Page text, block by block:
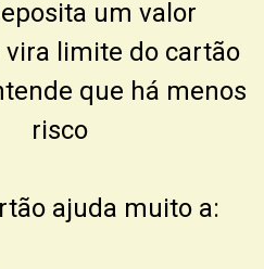
um valor
vira limite do cartão
que há menos
risco
ajuda muito a: